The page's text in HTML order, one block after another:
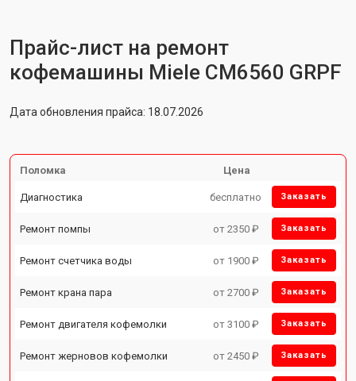
Прайс-лист на ремонт
кофемашины Miele CM6560 GRPF
Дата обновления прайса: 18.07.2026
Поломка Цена
Диагностика бесплатно Заказать
Ремонт помпы от 2350 ₽ Заказать
Ремонт счетчика воды от 1900 ₽ Заказать
Ремонт крана пара от 2700 ₽ Заказать
Ремонт двигателя кофемолки от 3100 ₽ Заказать
Ремонт жерновов кофемолки от 2450 ₽ Заказать